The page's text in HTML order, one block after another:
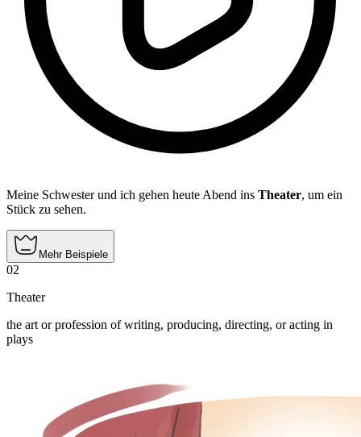
Meine Schwester und ich gehen heute Abend ins Theater, um ein
Stück zu sehen.
Mehr Beispiele
02
Theater
the art or profession of writing, producing, directing, or acting in
plays